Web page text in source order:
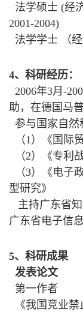
法学硕士 (经
2001-2004)
法学学士 （经
4、科研经历：
2006年3月-
助，在德国马
参与国家自然
（1）《国际
（2）《专利
（3）《电子
型研究》
主持广东省知
广东省电子信
5、科研成果
发表论文
第一作者
《我国竞业禁